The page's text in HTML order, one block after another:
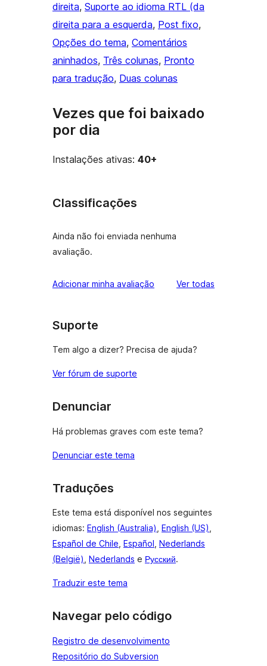
direita, Suporte ao idioma RTL (da
direita para a esquerda, Post fixo
Opções do tema, Comentários
aninhados, Três colunas, Pronto
para tradução, Duas colunas
Vezes que foi baixado
por dia
Instalações ativas: 40+
Classificações
Ainda não foi enviada nenhuma
avaliação.
Adicionar minha avaliação Ver todas
Suporte
Tem algo a dizer? Precisa de ajuda?
Ver fórum de suporte
Denunciar
Há problemas graves com este tema?
Denunciar este tema
Traduções
Este tema está disponível nos seguintes
idiomas: English (Australia), English (US),
Español de Chile, Español, Nederlands
(België), Nederlands e Русский.
Traduzir este tema
Navegar pelo código
Registro de desenvolvimento
Repositório do Subversion